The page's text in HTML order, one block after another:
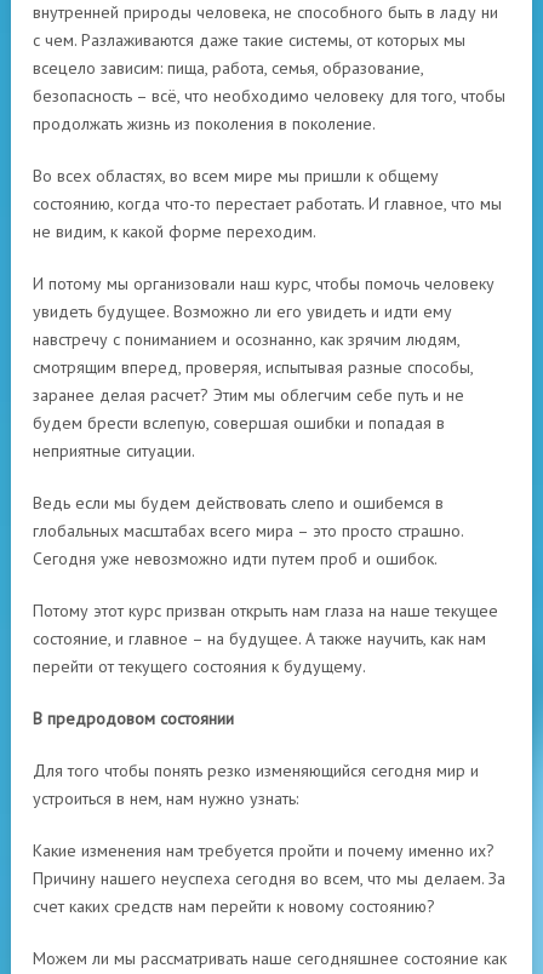
внутренней природы человека, не способного быть в ладу ни
с чем. Разлаживаются даже такие системы, от которых мы
всецело зависим: пища, работа, семья, образование,
безопасность – всё, что необходимо человеку для того, чтобы
продолжать жизнь из поколения в поколение.
Во всех областях, во всем мире мы пришли к общему
состоянию, когда что-то перестает работать. И главное, что мы
не видим, к какой форме переходим.
И потому мы организовали наш курс, чтобы помочь человеку
увидеть будущее. Возможно ли его увидеть и идти ему
навстречу с пониманием и осознанно, как зрячим людям,
смотрящим вперед, проверяя, испытывая разные способы,
заранее делая расчет? Этим мы облегчим себе путь и не
будем брести вслепую, совершая ошибки и попадая в
неприятные ситуации.
Ведь если мы будем действовать слепо и ошибемся в
глобальных масштабах всего мира – это просто страшно.
Сегодня уже невозможно идти путем проб и ошибок.
Потому этот курс призван открыть нам глаза на наше текущее
состояние, и главное – на будущее. А также научить, как нам
перейти от текущего состояния к будущему.
В предродовом состоянии
Для того чтобы понять резко изменяющийся сегодня мир и
устроиться в нем, нам нужно узнать:
Какие изменения нам требуется пройти и почему именно их?
Причину нашего неуспеха сегодня во всем, что мы делаем. За
счет каких средств нам перейти к новому состоянию?
Можем ли мы рассматривать наше сегодняшнее состояние как